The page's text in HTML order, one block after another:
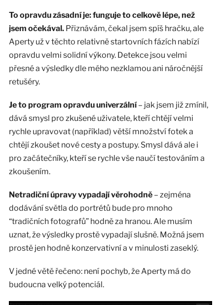
To opravdu zásadní je: funguje to celkově lépe, než
jsem očekával.Přiznávám, čekal jsem spíš hračku, ale
Aperty už v těchto relativně startovních fázích nabízí
opravdu velmi solidní výkony. Detekce jsou velmi
přesné a výsledky dle mého nezklamou ani náročnější
retušéry.
Je to program opravdu univerzální– jak jsem již zmínil,
dává smysl pro zkušené uživatele, kteří chtějí velmi
rychle upravovat (například) větší množství fotek a
chtějí zkoušet nové cesty a postupy. Smysl dává ale i
pro začátečníky, kteří se rychle vše naučí testováním a
zkoušením.
Netradiční úpravy vypadají věrohodně– zejména
dodávání světla do portrétů bude pro mnoho
“tradičních fotografů” hodně za hranou. Ale musím
uznat, že výsledky prostě vypadají slušně. Možná jsem
prostě jen hodně konzervativní a v minulosti zaseklý.
V jedné větě řečeno: není pochyb, že Aperty má do
budoucna velký potenciál.